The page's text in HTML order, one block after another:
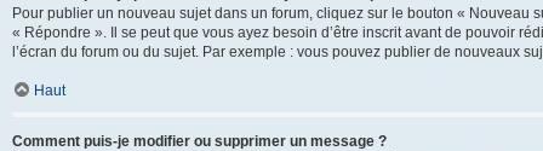
Pour publier un nouveau sujet dans un forum, cliquez sur le bouton «
« Répondre ». Il se peut que vous ayez besoin d’être inscrit avant de pouvoir
l’écran du forum ou du sujet. Par exemple : vous pouvez publier de nouveaux
Haut
Comment puis-je modifier ou supprimer un message ?